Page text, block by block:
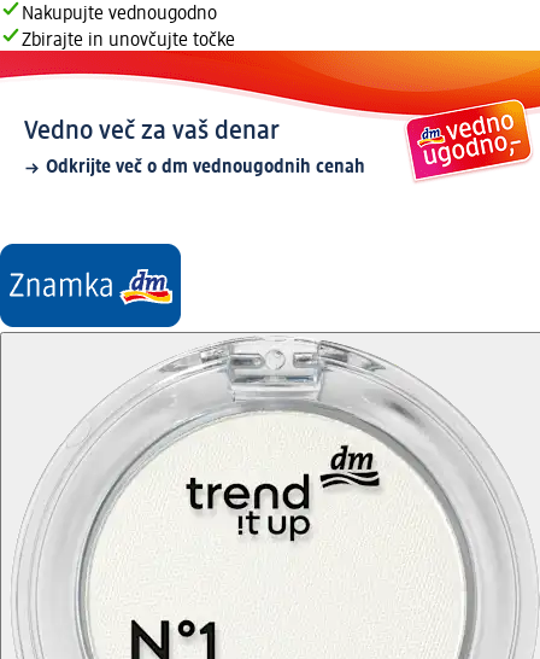
Nakupujte vednougodno
Zbirajte in unovčujte točke
Vedno več za vaš denar
Odkrijte več o dm vednougodnih cenah